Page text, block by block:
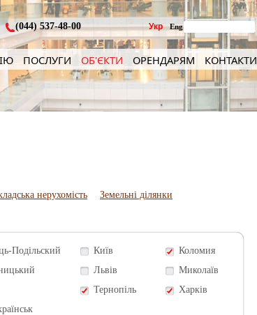
(044) 537-48-00 Укр Eng
ПОСЛУГИ ОБ'ЄКТИ ОРЕНДАРЯМ КОНТАКТИ
нерухомість Земельні ділянки
Подільский Київ
Коломия
Львів
Миколаїв
Тернопіль
Харків